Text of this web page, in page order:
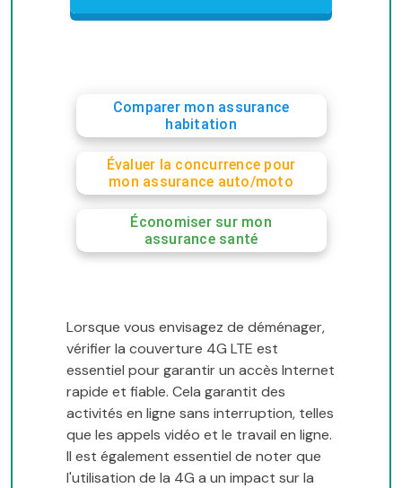
Comparer mon assurance
habitation
Évaluer la concurrence pour
mon assurance auto/moto
Économiser sur mon
assurance santé
Lorsque vous envisagez de déménager,
vérifier la couverture 4G LTE est
essentiel pour garantir un accès Internet
rapide et fiable. Cela garantit des
activités en ligne sans interruption, telles
que les appels vidéo et le travail en ligne.
Il est également essentiel de noter que
l'utilisation de la 4G a un impact sur la